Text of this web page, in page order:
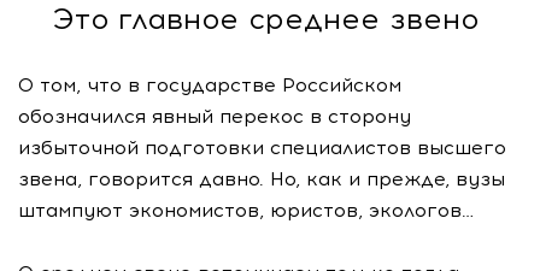
Это главное среднее звено
О том, что в государстве Российском
обозначился явный перекос в сторону
избыточной подготовки специалистов высшего
звена, говорится давно. Но, как и прежде, вузы
штампуют экономистов, юристов, экологов…